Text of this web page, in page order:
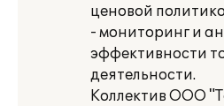
ценовой
- мониторинг и
эффективности
деятельности.
Коллектив ООО